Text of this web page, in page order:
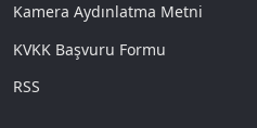
Kamera Aydınlatma Metni
KVKK Başvuru Formu
RSS